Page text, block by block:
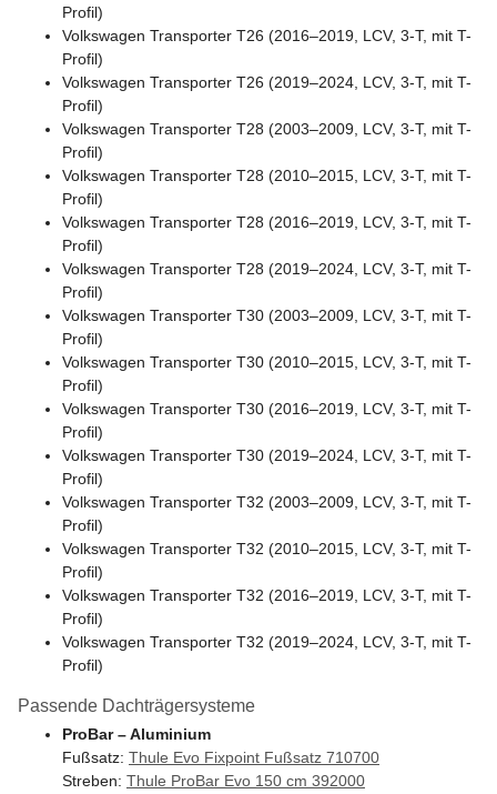
Profil)
Volkswagen Transporter T26 (2016–2019, LCV, 3-T, mit T-
Profil)
Volkswagen Transporter T26 (2019–2024, LCV, 3-T, mit T-
Profil)
Volkswagen Transporter T28 (2003–2009, LCV, 3-T, mit T-
Profil)
Volkswagen Transporter T28 (2010–2015, LCV, 3-T, mit T-
Profil)
Volkswagen Transporter T28 (2016–2019, LCV, 3-T, mit T-
Profil)
Volkswagen Transporter T28 (2019–2024, LCV, 3-T, mit T-
Profil)
Volkswagen Transporter T30 (2003–2009, LCV, 3-T, mit T-
Profil)
Volkswagen Transporter T30 (2010–2015, LCV, 3-T, mit T-
Profil)
Volkswagen Transporter T30 (2016–2019, LCV, 3-T, mit T-
Profil)
Volkswagen Transporter T30 (2019–2024, LCV, 3-T, mit T-
Profil)
Volkswagen Transporter T32 (2003–2009, LCV, 3-T, mit T-
Profil)
Volkswagen Transporter T32 (2010–2015, LCV, 3-T, mit T-
Profil)
Volkswagen Transporter T32 (2016–2019, LCV, 3-T, mit T-
Profil)
Volkswagen Transporter T32 (2019–2024, LCV, 3-T, mit T-
Profil)
Passende Dachträgersysteme
ProBar – Aluminium
Fußsatz: Thule Evo Fixpoint Fußsatz 710700
Streben: Thule ProBar Evo 150 cm 392000